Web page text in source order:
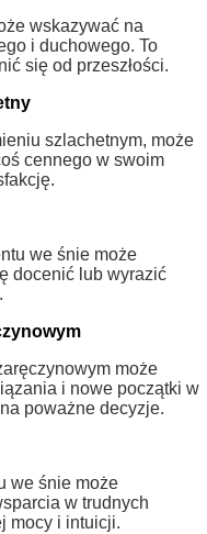
wskazywać na
i duchowego. To
się od przeszłości.
szlachetnym, może
cennego w swoim
we śnie może
docenić lub wyrazić
może
i nowe początki w
poważne decyzje.
we śnie może
w trudnych
mocy i intuicji.